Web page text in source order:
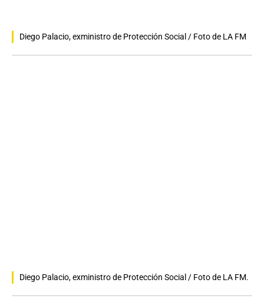
Diego Palacio, exministro de Protección Social / Foto de LA FM
Diego Palacio, exministro de Protección Social / Foto de LA FM.